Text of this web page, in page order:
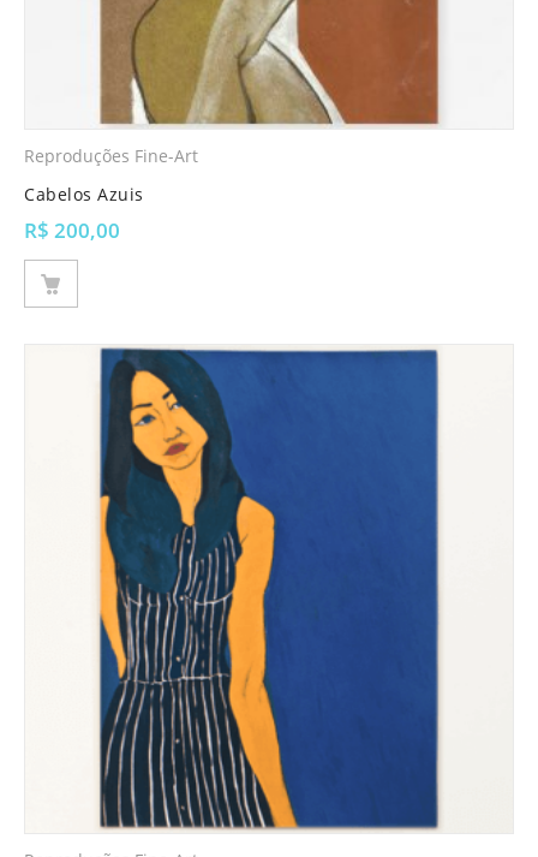
Reproduções Fine-Art
Cabelos Azuis
R$ 200,00